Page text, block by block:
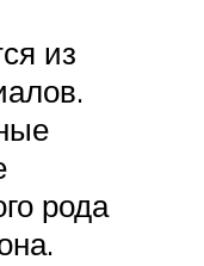
из
рода